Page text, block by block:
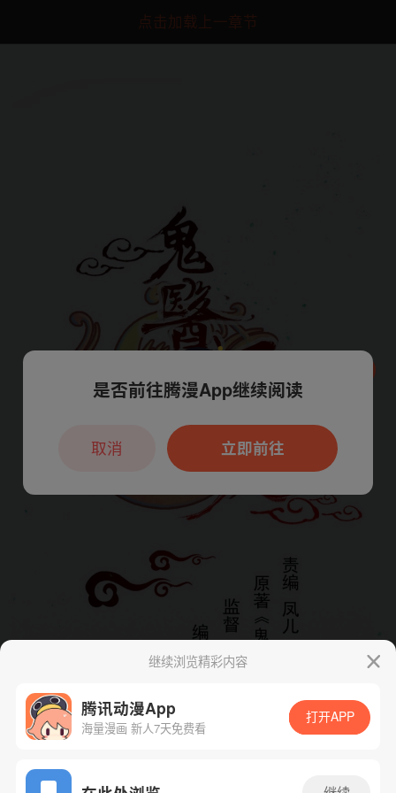
点击加载上一章节
App免费看
继续浏览精彩内容
腾讯动漫App
海量漫画 新人7天免费看
打开APP
本章节仅支持App阅读，可打开App新用
户7天免费看
是否前往腾漫App继续阅读
立即前往
取消